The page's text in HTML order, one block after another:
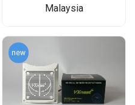
Malaysia
new